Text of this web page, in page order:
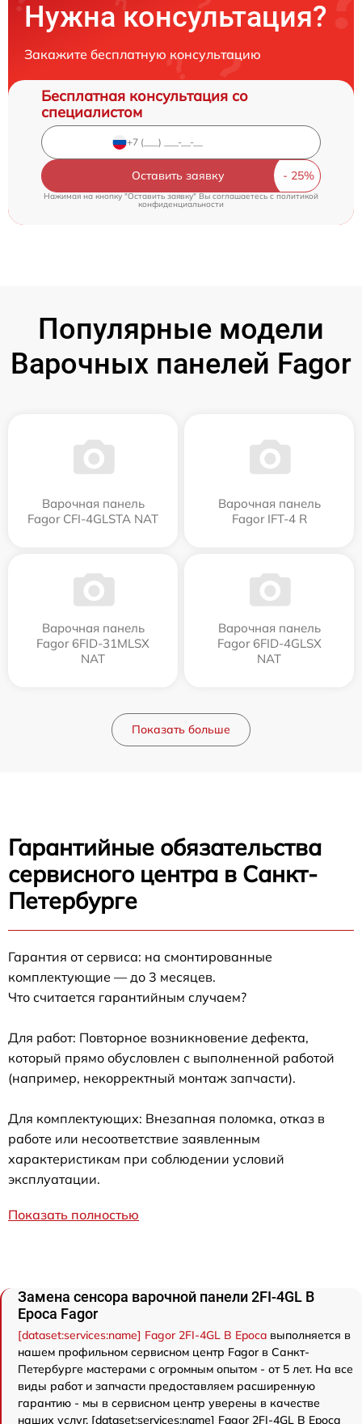
Нужна консультация?
Закажите бесплатную консультацию
Бесплатная консультация со
специалистом
Оставить заявку
Нажимая на кнопку "Оставить заявку" Вы соглашаетесь cполитикой
конфиденциальности
Популярные модели
Варочных панелей Fagor
Варочная панель
Fagor CFI-4GLSTA NAT
Варочная панель
Fagor IFT-4 R
Варочная панель
Fagor 6FID-31MLSX
NAT
Варочная панель
Fagor 6FID-4GLSX
NAT
Показать больше
Гарантийные обязательства
сервисного центра в Санкт-
Петербурге
Гарантия от сервиса: на смонтированные
комплектующие — до 3 месяцев.
Что считается гарантийным случаем?
Для работ: Повторное возникновение дефекта,
который прямо обусловлен с выполненной работой
(например, некорректный монтаж запчасти).
Для комплектующих: Внезапная поломка, отказ в
работе или несоответствие заявленным
характеристикам при соблюдении условий
эксплуатации.
Показать полностью
Замена сенсора варочной панели 2FI-4GL B
Epoca Fagor
[dataset:services:name] Fagor 2FI-4GL B Epoca выполняется в
нашем профильном сервисном центр Fagor в Санкт-
Петербурге мастерами с огромным опытом - от 5 лет. На все
виды работ и запчасти предоставляем расширенную
гарантию - мы в сервисном центр уверены в качестве
наших услуг. [dataset:services:name] Fagor 2FI-4GL B Epoca